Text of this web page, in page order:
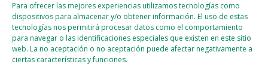
Para ofrecer las mejores experiencias utilizamos tecnologías como
dispositivos para almacenar y/o obtener información. El uso de estas
tecnologías nos permitirá procesar datos como el comportamiento
para navegar o las identificaciones especiales que existen en este sitio
web. La no aceptación o no aceptación puede afectar negativamente a
ciertas características y funciones.